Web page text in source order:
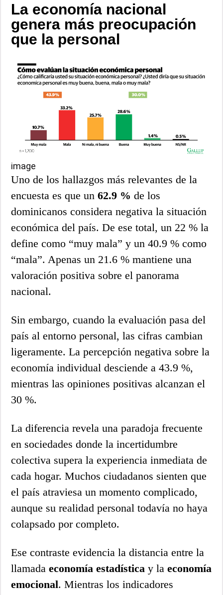
La economía nacional
genera más preocupación
que la personal
image
Uno de los hallazgos más relevantes de la
encuesta es que un62.9 % de los
dominicanos considera negativa la situación
económica del país. De ese total, un 22 % la
define como “muy mala” y un 40.9 % como
“mala”. Apenas un 21.6 % mantiene una
valoración positiva sobre el panorama
nacional.
Sin embargo, cuando la evaluación pasa del
país al entorno personal, las cifras cambian
ligeramente. La percepción negativa sobre la
economía individual desciende a 43.9 %,
mientras las opiniones positivas alcanzan el
30 %.
La diferencia revela una paradoja frecuente
en sociedades donde la incertidumbre
colectiva supera la experiencia inmediata de
cada hogar. Muchos ciudadanos sienten que
el país atraviesa un momento complicado,
aunque su realidad personal todavía no haya
colapsado por completo.
Ese contraste evidencia la distancia entre la
llamadaeconomía estadística y laeconomía
emocional. Mientras los indicadores